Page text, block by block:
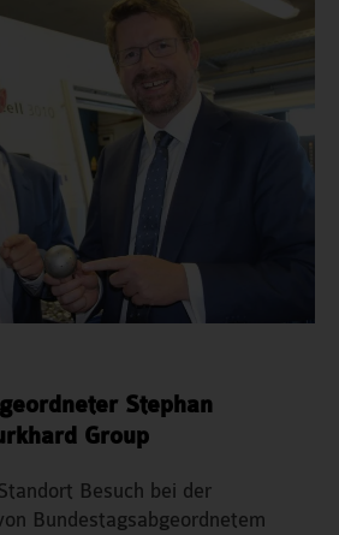
Stephan
Group
Besuch bei der
Bundestagsabgeordnetem